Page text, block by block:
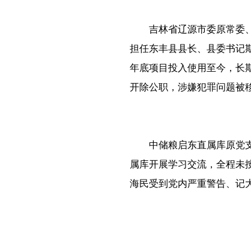
吉林省辽源市委原常委
担任东丰县县长、县委书记
年底项目投入使用至今，长
开除公职，涉嫌犯罪问题被
中储粮启东直属库原党
属库开展学习交流，全程未
海民受到党内严重警告、记